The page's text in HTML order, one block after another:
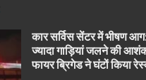
कार सर्विस सेंटर में भीषण
ज्यादा गाड़ियां जलने की
फायर ब्रिगेड ने घंटों किया